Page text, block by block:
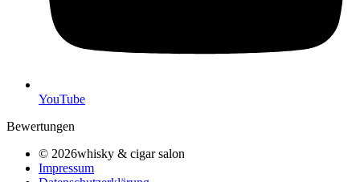
YouTube
Bewertungen
© 2026whisky & cigar salon
Impressum